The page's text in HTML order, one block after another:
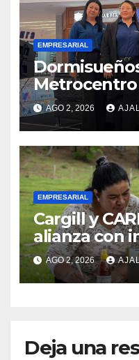
EMPRESARIAL
Metrocentro
modelos
Comfort
calidad en
AGO 2, 2026
EMPRESARIAL
Cargill y
alianza con
millones
mujeres
AGO 2, 2026
Deja una